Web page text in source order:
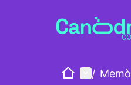
HomeMain
/